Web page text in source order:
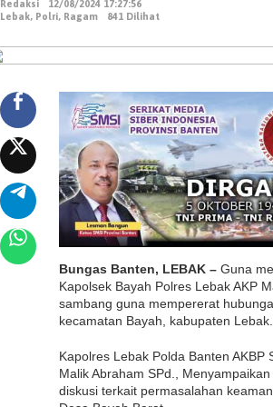
k
a
y
a
P
o
l
r
e
s
L
b
a
k
Redaksi
12/08/2024 17:27:56
Lebak, Polri, Ragam 841 Dilihat
Bungas Banten, LEBAK –Guna
Kapolsek Bayah Polres Lebak AKP
sambang guna mempererat
kecamatan Bayah, kabupaten
Kapolres Lebak Polda Banten AKBP
Malik Abraham SPd.,
diskusi terkait permasalahan